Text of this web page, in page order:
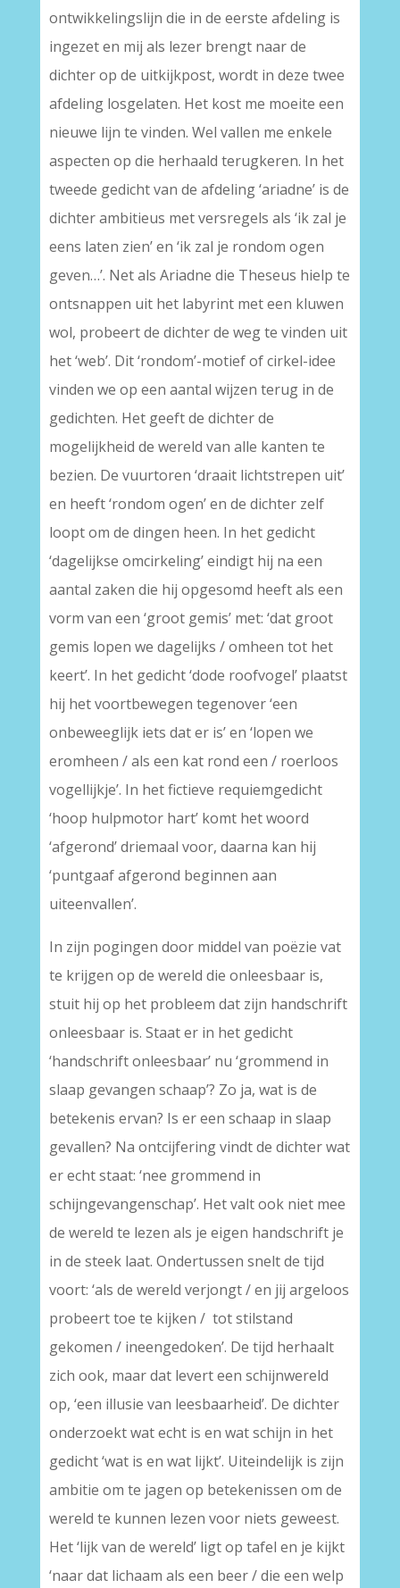
ontwikkelingslijn die in de eerste afdeling is
ingezet en mij als lezer brengt naar de
dichter op de uitkijkpost, wordt in deze twee
afdeling losgelaten. Het kost me moeite een
nieuwe lijn te vinden. Wel vallen me enkele
aspecten op die herhaald terugkeren. In het
tweede gedicht van de afdeling ‘ariadne’ is de
dichter ambitieus met versregels als ‘ik zal je
eens laten zien’ en ‘ik zal je rondom ogen
geven…’. Net als Ariadne die Theseus hielp te
ontsnappen uit het labyrint met een kluwen
wol, probeert de dichter de weg te vinden uit
het ‘web’. Dit ‘rondom’-motief of cirkel-idee
vinden we op een aantal wijzen terug in de
gedichten. Het geeft de dichter de
mogelijkheid de wereld van alle kanten te
bezien. De vuurtoren ‘draait lichtstrepen uit’
en heeft ‘rondom ogen’ en de dichter zelf
loopt om de dingen heen. In het gedicht
‘dagelijkse omcirkeling’ eindigt hij na een
aantal zaken die hij opgesomd heeft als een
vorm van een ‘groot gemis’ met: ‘dat groot
gemis lopen we dagelijks / omheen tot het
keert’. In het gedicht ‘dode roofvogel’ plaatst
hij het voortbewegen tegenover ‘een
onbeweeglijk iets dat er is’ en ‘lopen we
eromheen / als een kat rond een / roerloos
vogellijkje’. In het fictieve requiemgedicht
‘hoop hulpmotor hart’ komt het woord
‘afgerond’ driemaal voor, daarna kan hij
‘puntgaaf afgerond beginnen aan
uiteenvallen’.
In zijn pogingen door middel van poëzie vat
te krijgen op de wereld die onleesbaar is,
stuit hij op het probleem dat zijn handschrift
onleesbaar is. Staat er in het gedicht
‘handschrift onleesbaar’ nu ‘grommend in
slaap gevangen schaap’? Zo ja, wat is de
betekenis ervan? Is er een schaap in slaap
gevallen? Na ontcijfering vindt de dichter wat
er echt staat: ‘nee grommend in
schijngevangenschap’. Het valt ook niet mee
de wereld te lezen als je eigen handschrift je
in de steek laat. Ondertussen snelt de tijd
voort: ‘als de wereld verjongt / en jij argeloos
probeert toe te kijken / tot stilstand
gekomen / ineengedoken’. De tijd herhaalt
zich ook, maar dat levert een schijnwereld
op, ‘een illusie van leesbaarheid’. De dichter
onderzoekt wat echt is en wat schijn in het
gedicht ‘wat is en wat lijkt’. Uiteindelijk is zijn
ambitie om te jagen op betekenissen om de
wereld te kunnen lezen voor niets geweest.
Het ‘lijk van de wereld’ ligt op tafel en je kijkt
‘naar dat lichaam als een beer / die een welp